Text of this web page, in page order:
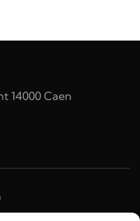
14000 Caen